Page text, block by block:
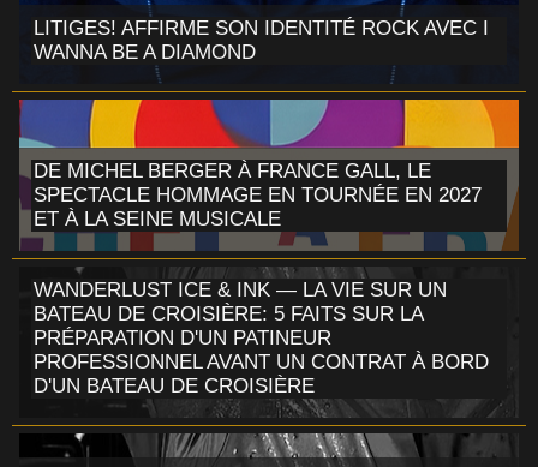
LITIGES! AFFIRME SON IDENTITÉ ROCK AVEC I
WANNA BE A DIAMOND
DE MICHEL BERGER À FRANCE GALL, LE
SPECTACLE HOMMAGE EN TOURNÉE EN 2027
ET À LA SEINE MUSICALE
WANDERLUST ICE & INK — LA VIE SUR UN
BATEAU DE CROISIÈRE: 5 FAITS SUR LA
PRÉPARATION D'UN PATINEUR
PROFESSIONNEL AVANT UN CONTRAT À BORD
D'UN BATEAU DE CROISIÈRE